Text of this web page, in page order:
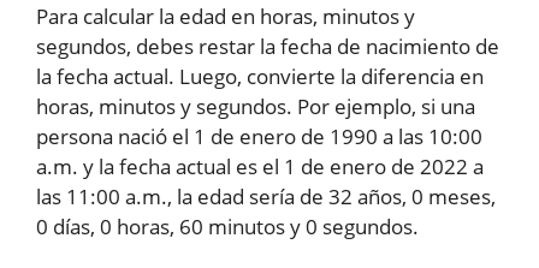
Para calcular la edad en horas, minutos y
segundos, debes restar la fecha de nacimiento de
la fecha actual. Luego, convierte la diferencia en
horas, minutos y segundos. Por ejemplo, si una
persona nació el 1 de enero de 1990 a las 10:00
a.m. y la fecha actual es el 1 de enero de 2022 a
las 11:00 a.m., la edad sería de 32 años, 0 meses,
0 días, 0 horas, 60 minutos y 0 segundos.